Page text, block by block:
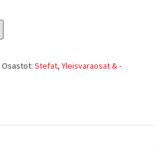
Osastot: Stefat, Yleisvaraosat & -